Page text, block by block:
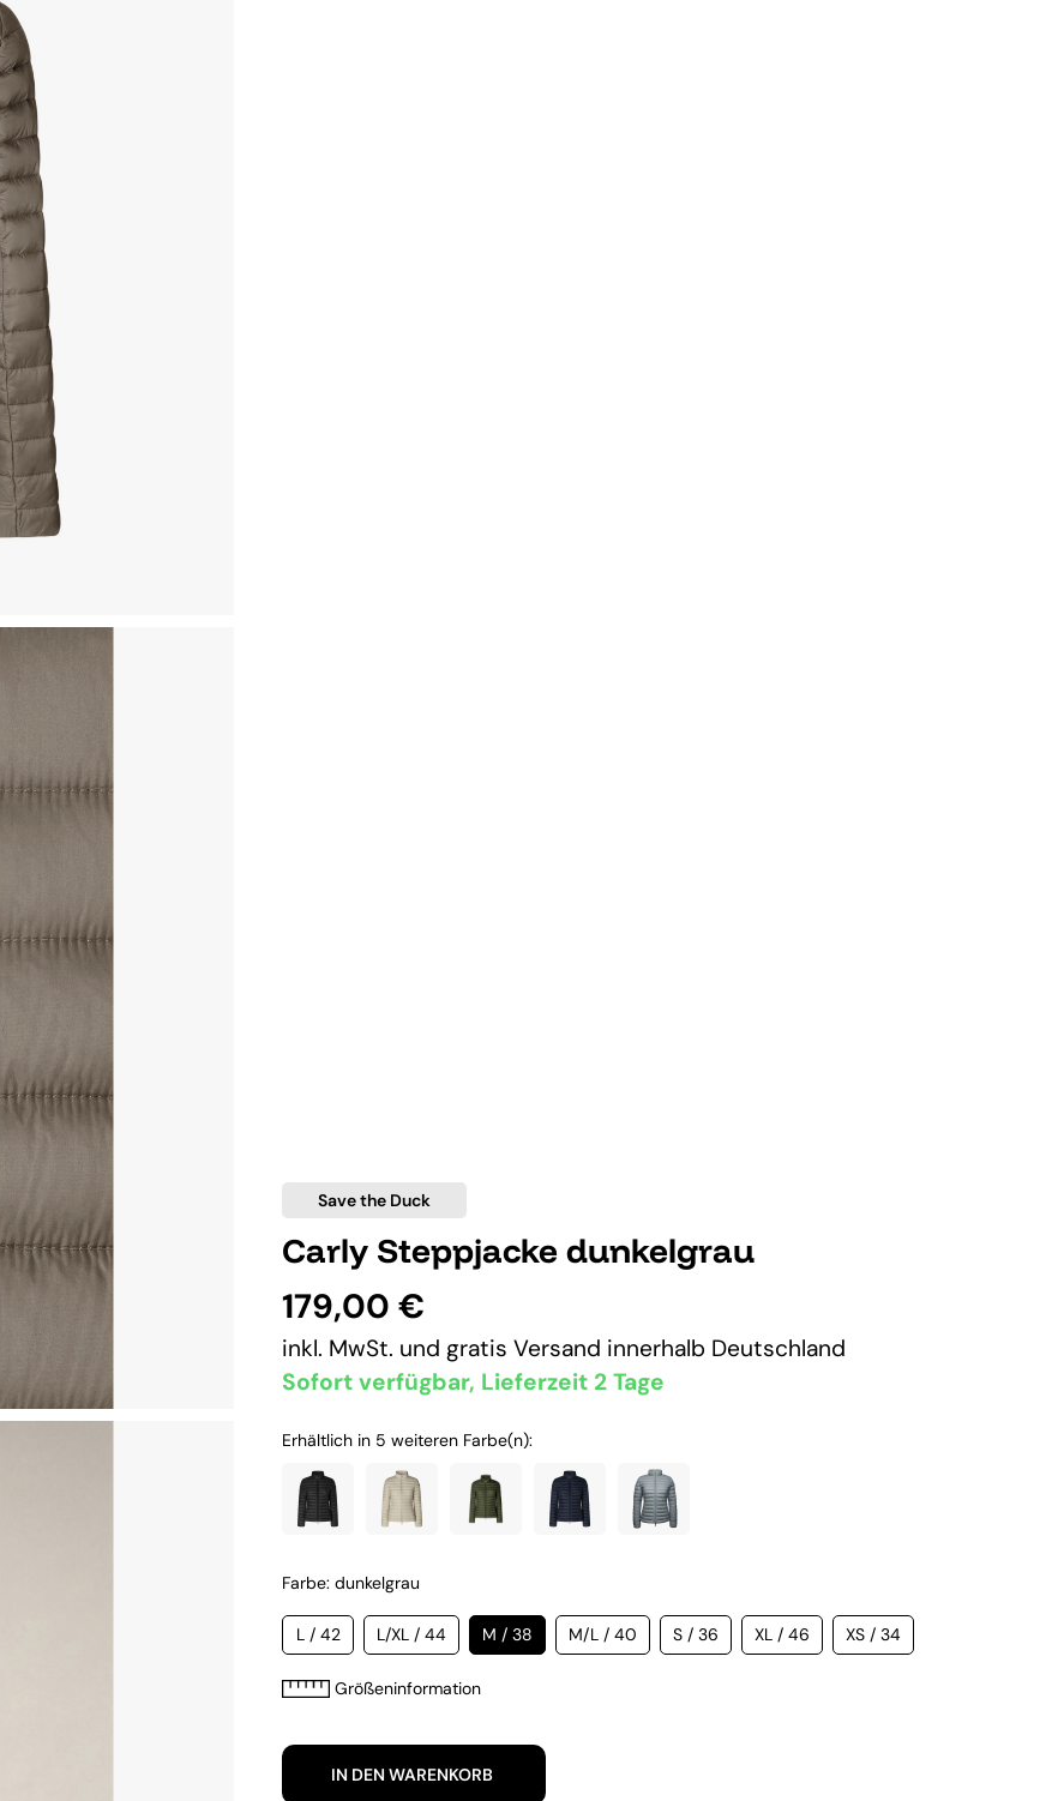
Save the Duck
Carly Steppjacke dunkelgrau
179,00 €
inkl. MwSt. und gratis Versand innerhalb Deutschland
Sofort verfügbar, Lieferzeit 2 Tage
Erhältlich in 5 weiteren Farbe(n):
Farbe: dunkelgrau
L / 42 L/XL / 44 M / 38 M/L / 40 S / 36 XL / 46 XS / 34
Größeninformation
IN DEN WARENKORB